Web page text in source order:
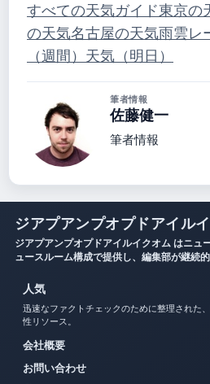
すべての天気ガイド東京の
の天気名古屋の天気雨雲レ
（週間） 天気（明日）
筆者情報
佐藤健一
筆者情報
ジアプアンプオプドアイル
ジアプアンプオプドアイルイクオム はニュ
ュースルーム構成で提供し、編集部が継続的
人気
迅速なファクトチェックのために整理された
性リソース。
会社概要
お問い合わせ